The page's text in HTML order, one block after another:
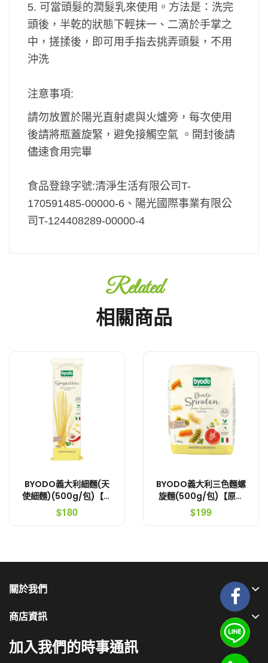
5. 可當頭髮的潤髮乳來使用。方法是：洗完
頭後，半乾的狀態下輕抹一、二滴於手掌之
中，搓揉後，即可用手指去挑弄頭髮，不用
沖洗
注意事項:
請勿放置於陽光直射處與火爐旁，每次使用
後請將瓶蓋旋緊，避免接觸空氣 。開封後請
儘速食用完畢
食品登錄字號:清淨生活有限公司T-
170591485-00000-6、 陽光國際事業有限公
司T-124408289-00000-4
Related
相關商品
BYODO義大利細麵(天
使細麵)(500g/包)【原
裝進口．青銅機器製成更
易吸收醬汁】
$180
BYODO義大利三色麵螺
旋麵(500g/包)【原裝
進口．青銅機器製成更易
吸收醬汁】
$199
關於我們
商店資訊
加入我們的時事通訊